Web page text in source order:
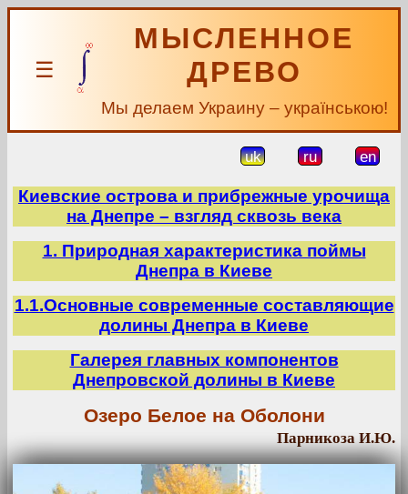
☰
МЫСЛЕННОЕ
ДРЕВО
Мы делаем Украину – українською!
uk ru en
Киевские острова и прибрежные урочища
на Днепре – взгляд сквозь века
1. Природная характеристика поймы
Днепра в Киеве
1.1.Основные современные составляющие
долины Днепра в Киеве
Галерея главных компонентов
Днепровской долины в Киеве
Озеро Белое на Оболони
Парникоза И.Ю.